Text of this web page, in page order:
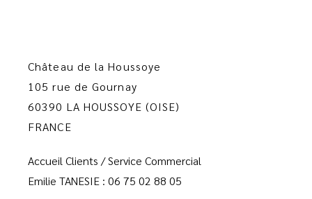
Château de la Houssoye
105 rue de Gournay
60390 LA HOUSSOYE (OISE)
FRANCE
Accueil Clients / Service Commercial
Emilie TANESIE : 06 75 02 88 05